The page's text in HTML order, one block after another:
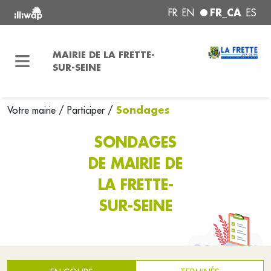
FR EN FR_CA ES
MAIRIE DE LA FRETTE-
SUR-SEINE
Votre mairie / Participer/ Sondages
SONDAGES
DE MAIRIE DE
LA FRETTE-
SUR-SEINE